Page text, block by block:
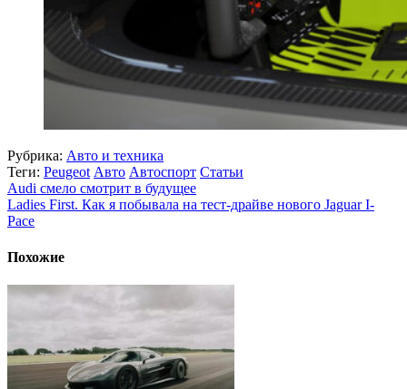
Рубрика: Авто и техника
Теги: Peugeot Авто Автоспорт Статьи
Audi смело смотрит в будущее
Ladies First. Как я побывала на тест-драйве нового Jaguar I-
Pace
Похожие